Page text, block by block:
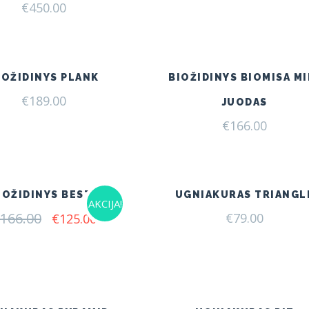
€450.00
PLANK
€189.00
BIOŽIDINYS BIOMISA
JUODAS
€166.00
AKCIJA!
BESTA
166.00 Original
€125.00Current
UGNIAKURAS
€79.00